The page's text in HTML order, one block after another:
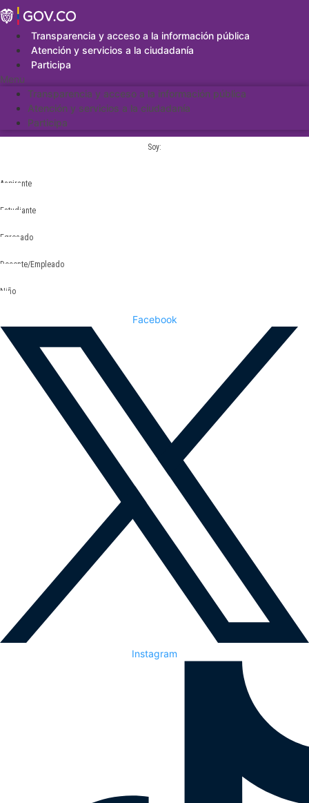
Saltar
al
contenidoTransparencia y acceso a la información pública
Atención y servicios a la ciudadanía
Participa
Menu
Transparencia y acceso a la información pública
Atención y servicios a la ciudadanía
Participa
Soy:
Aspirante
Estudiante
Egresado
Docente/Empleado
Niño
Facebook
Instagram